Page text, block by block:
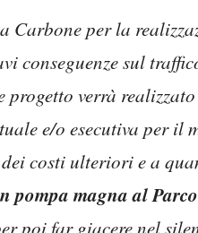
Carbone per la
sul
verrà
e/o esecutiva per il
costi ulteriori e a
pompa magna al
poi far giacere nel